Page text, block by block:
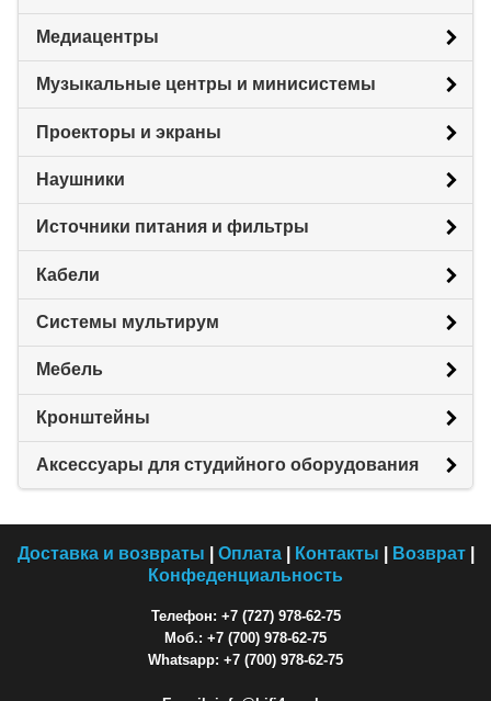
Медиацентры
Музыкальные центры и минисистемы
Проекторы и экраны
Наушники
Источники питания и фильтры
Кабели
Системы мультирум
Мебель
Кронштейны
Аксессуары для студийного оборудования
Доставка и возвраты Оплата| Контакты Возврат|
Конфеденциальность
Телефон: +7 (727) 978-62-75
Моб.: +7 (700) 978-62-75
Whatsapp: +7 (700) 978-62-75